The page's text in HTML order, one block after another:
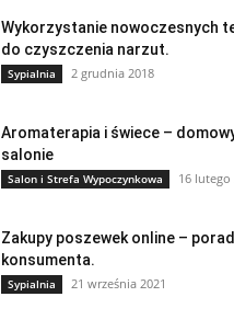
Wykorzystanie nowoczesnych
do czyszczenia narzut.
Sypialnia 2 grudnia 2018
Aromaterapia i świece –
salonie
Salon i Strefa Wypoczynkowa 16 lutego
Zakupy poszewek online –
konsumenta.
Sypialnia 21 września 2021